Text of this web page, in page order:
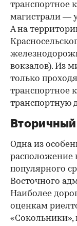
транспортное
магистрали —
А на
вокзалов). Из
только
транспортное
транспортную
Одна из
расположение
популярного
Восточного
Наиболее
оценкам